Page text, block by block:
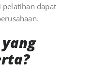
pelatihan dapat